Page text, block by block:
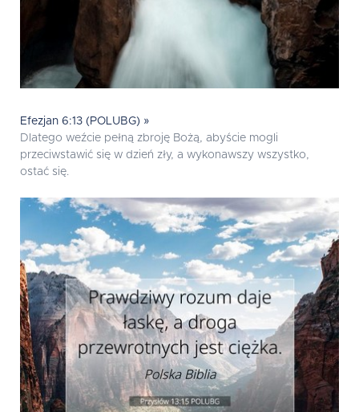
Efezjan 6:13 (POLUBG) »
Dlatego weźcie pełną zbroję Bożą, abyście mogli
przeciwstawić się w dzień zły, a wykonawszy wszystko,
ostać się.